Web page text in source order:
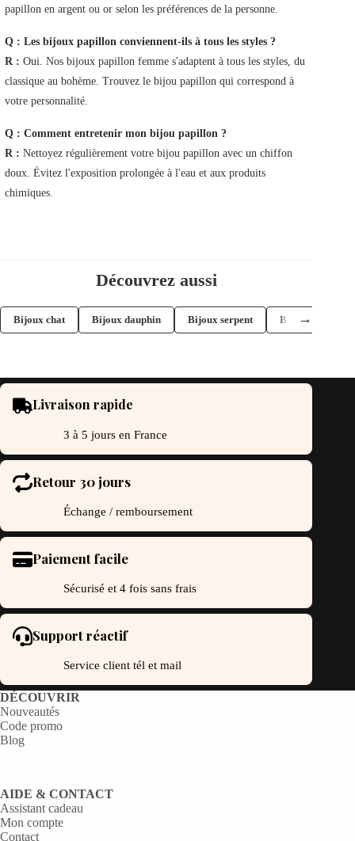
papillon en argent ou or selon les préférences de la personne.
Q : Les bijoux papillon conviennent-ils à tous les styles ?
R : Oui. Nos bijoux papillon femme s'adaptent à tous les styles, du
classique au bohème. Trouvez le bijou papillon qui correspond à
votre personnalité.
Q : Comment entretenir mon bijou papillon ?
R : Nettoyez régulièrement votre bijou papillon avec un chiffon
doux. Évitez l'exposition prolongée à l'eau et aux produits
chimiques.
Découvrez aussi
Bijoux chat Bijoux dauphin Bijoux serpent Bijoux tortue
→
Livraison rapide
3 à 5 jours en France
Retour 30 jours
Échange / remboursement
Paiement facile
Sécurisé et 4 fois sans frais
Support réactif
Service client tél et mail
DÉCOUVRIR
Nouveautés
Code promo
Blog
AIDE & CONTACT
Assistant cadeau
Mon compte
Contact